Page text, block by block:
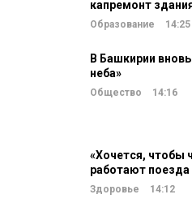
капремонт
Образование 14:25
В Башкирии
неба»
Общество 14:16
«Хочется, чтобы
работают
Здоровье 14:12